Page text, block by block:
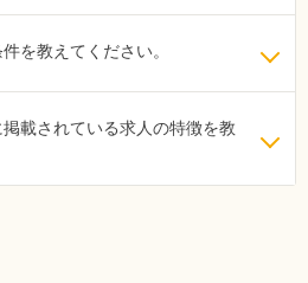
を教えてください。
載されている求人の特徴を教